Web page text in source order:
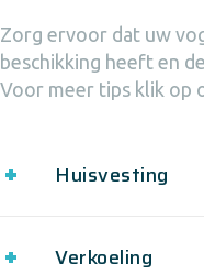
Zorg ervoor dat uw
beschikking heeft en
Voor meer tips klik op
Huisvesting
Verkoeling